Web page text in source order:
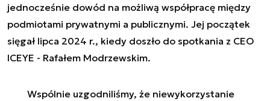
jednocześnie dowód na możliwą współpracę między
podmiotami prywatnymi a publicznymi. Jej początek
sięgał lipca 2024 r., kiedy doszło do spotkania z CEO
ICEYE - Rafałem Modrzewskim.
Wspólnie uzgodniliśmy, że niewykorzystanie